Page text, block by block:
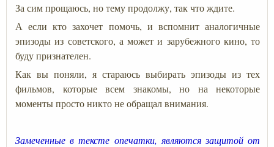
За сим прощаюсь, но тему продолжу, так что ждите.
А если кто захочет помочь, и вспомнит аналогичные
эпизоды из советского, а может и зарубежного кино, то
буду признателен.
Как вы поняли, я стараюсь выбирать эпизоды из тех
фильмов, которые всем знакомы, но на некоторые
моменты просто никто не обращал внимания.
Замеченные в тексте опечатки, являются защитой от